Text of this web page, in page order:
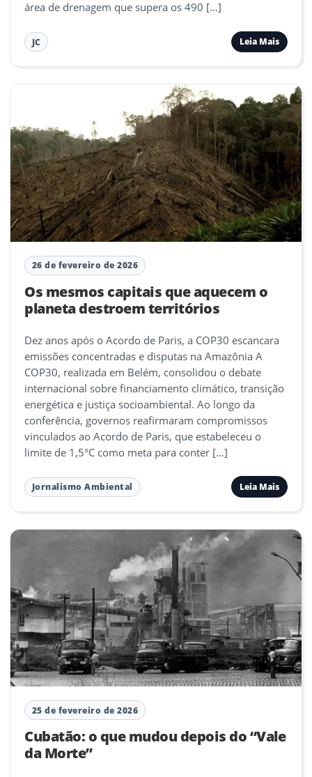
área de drenagem que supera os 490 […]
JC Leia Mais
26 de fevereiro de 2026
Os mesmos capitais que aquecem o
planeta destroem territórios
Dez anos após o Acordo de Paris, a COP30 escancara
emissões concentradas e disputas na Amazônia A
COP30, realizada em Belém, consolidou o debate
internacional sobre financiamento climático, transição
energética e justiça socioambiental. Ao longo da
conferência, governos reafirmaram compromissos
vinculados ao Acordo de Paris, que estabeleceu o
limite de 1,5°C como meta para conter […]
Jornalismo Ambiental Leia Mais
25 de fevereiro de 2026
Cubatão: o que mudou depois do “Vale
da Morte”